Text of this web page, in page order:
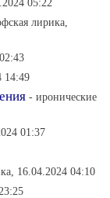
лирика,
14:49
- иронические
01:37
16.04.2024 04:10